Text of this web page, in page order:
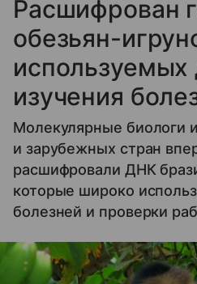
Расшифрован
обезьян-
используемых
изучения
Молекулярные биологи
и зарубежных стран
расшифровали ДНК
которые широко
болезней и проверки